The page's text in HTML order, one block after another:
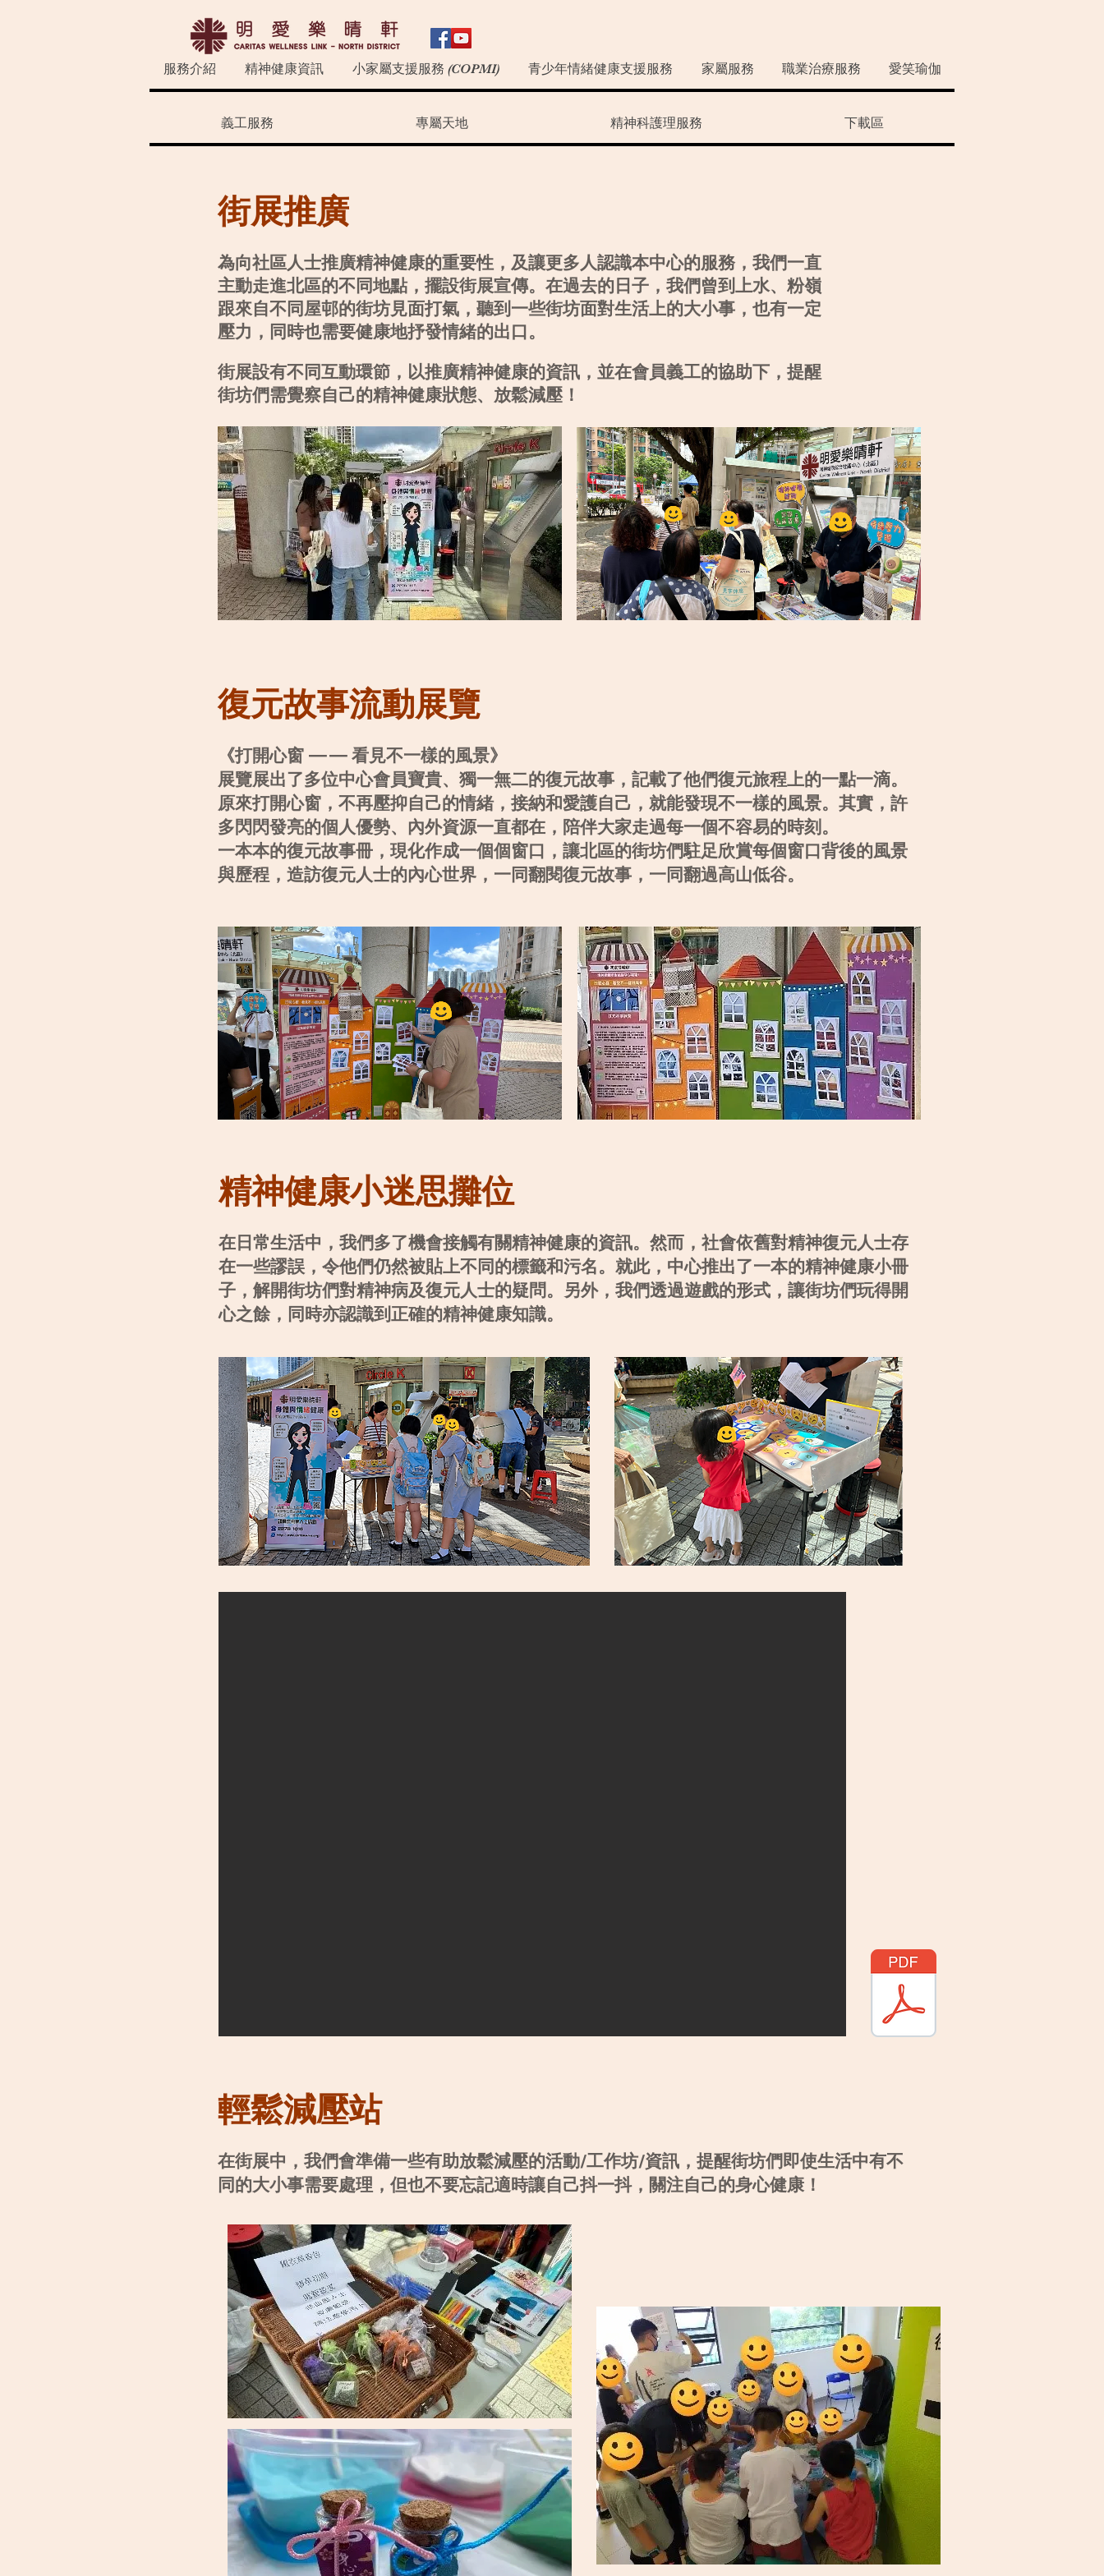
服務介紹 精神健康資訊 小家屬支援服務 (COPMI) 青少年情緒健康支援服務 家屬服務 職業治療服務 愛笑瑜伽
義工服務 專屬天地 精神科護理服務 下載區
街展推廣
為向社區人士推廣精神健康的重要性，及讓更多人認識本中心的服務，我們一直
主動走進北區的不同地點，擺設街展宣傳。在過去的日子，我們曾到上水、粉嶺
跟來自不同屋邨的街坊見面打氣，聽到一些街坊面對生活上的大小事，也有一定
壓力，同時也需要健康地抒發情緒的出口。
街展設有不同互動環節，以推廣精神健康的資訊，並在會員義工的協助下，提醒
街坊們需覺察自己的精神健康狀態、放鬆減壓！
復元故事流動展覽
《打開心窗 —— 看見不一樣的風景》
展覽展出了多位中心會員寶貴、獨一無二的復元故事，記載了他們復元旅程上的一點一滴。
原來打開心窗，不再壓抑自己的情緒，接納和愛護自己，就能發現不一樣的風景。其實，許
多閃閃發亮的個人優勢、內外資源一直都在，陪伴大家走過每一個不容易的時刻。
一本本的復元故事冊，現化作成一個個窗口，讓北區的街坊們駐足欣賞每個窗口背後的風景
與歷程，造訪復元人士的內心世界，一同翻閱復元故事，一同翻過高山低谷。
精神健康小迷思攤位
在日常生活中，我們多了機會接觸有關精神健康的資訊。然而，社會依舊對精神復元人士存
在一些謬誤，令他們仍然被貼上不同的標籤和污名。就此，中心推出了一本的精神健康小冊
子，解開街坊們對精神病及復元人士的疑問。另外，我們透過遊戲的形式，讓街坊們玩得開
心之餘，同時亦認識到正確的精神健康知識。
輕鬆減壓站
在街展中，我們會準備一些有助放鬆減壓的活動/工作坊/資訊，提醒街坊們即使生活中有不
同的大小事需要處理，但也不要忘記適時讓自己抖一抖，關注自己的身心健康！